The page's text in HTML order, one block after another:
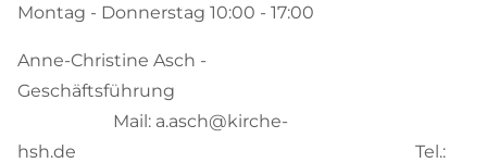
Montag - Donnerstag 10:00 - 17:00
Anne-Christine Asch -
Geschäftsführung
Mail: a.asch@kirche-
hsh.de Tel.: